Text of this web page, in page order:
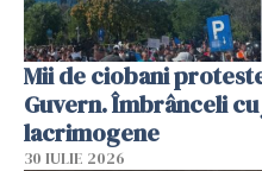
Mii de ciobani
Guvern. Îmbrânceli
lacrimogene
30 IULIE 2026